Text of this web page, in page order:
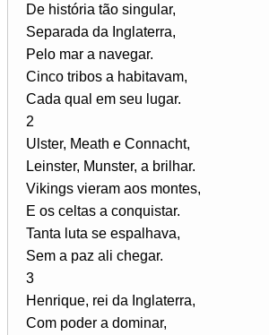
De história tão singular,
Separada da Inglaterra,
Pelo mar a navegar.
Cinco tribos a habitavam,
Cada qual em seu lugar.
2
Ulster, Meath e Connacht,
Leinster, Munster, a brilhar.
Vikings vieram aos montes,
E os celtas a conquistar.
Tanta luta se espalhava,
Sem a paz ali chegar.
3
Henrique, rei da Inglaterra,
Com poder a dominar,